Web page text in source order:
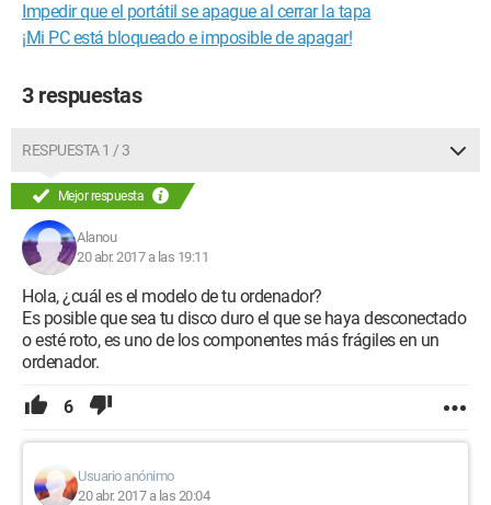
Impedir que el portátil se apague al cerrar la tapa
¡Mi PC está bloqueado e imposible de apagar!
3 respuestas
RESPUESTA 1 / 3
Mejor respuesta
Alanou
20 abr. 2017 a las 19:11
Hola, ¿cuál es el modelo de tu ordenador?
Es posible que sea tu disco duro el que se haya desconectado
o esté roto, es uno de los componentes más frágiles en un
ordenador.
6
Usuario anónimo
20 abr. 2017 a las 20:04